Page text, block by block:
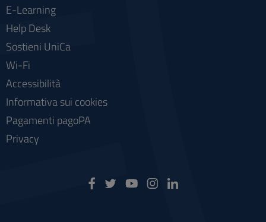
E-Learning
Help Desk
Sostieni UniCa
Wi-Fi
Accessibilità
Informativa sui cookies
Pagamenti pagoPA
Privacy